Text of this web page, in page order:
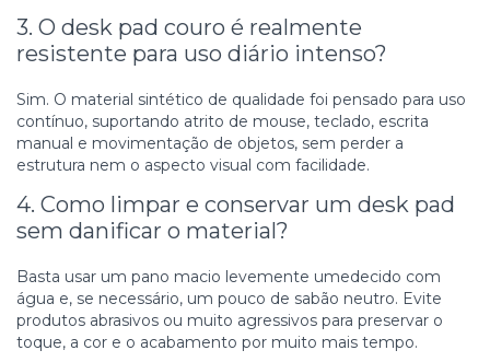
3. O desk pad couro é realmente
resistente para uso diário intenso?
Sim. O material sintético de qualidade foi pensado para uso
contínuo, suportando atrito de mouse, teclado, escrita
manual e movimentação de objetos, sem perder a
estrutura nem o aspecto visual com facilidade.
4. Como limpar e conservar um desk pad
sem danificar o material?
Basta usar um pano macio levemente umedecido com
água e, se necessário, um pouco de sabão neutro. Evite
produtos abrasivos ou muito agressivos para preservar o
toque, a cor e o acabamento por muito mais tempo.